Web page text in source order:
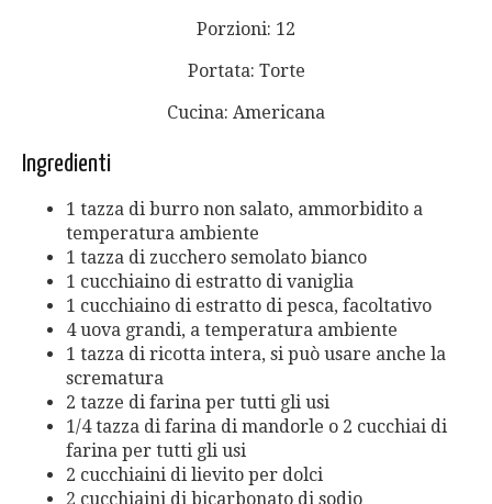
Porzioni: 12
Portata: Torte
Cucina: Americana
Ingredienti
1 tazza di burro non salato, ammorbidito a
temperatura ambiente
1 tazza di zucchero semolato bianco
1 cucchiaino di estratto di vaniglia
1 cucchiaino di estratto di pesca, facoltativo
4 uova grandi, a temperatura ambiente
1 tazza di ricotta intera, si può usare anche la
scrematura
2 tazze di farina per tutti gli usi
1/4 tazza di farina di mandorle o 2 cucchiai di
farina per tutti gli usi
2 cucchiaini di lievito per dolci
2 cucchiaini di bicarbonato di sodio